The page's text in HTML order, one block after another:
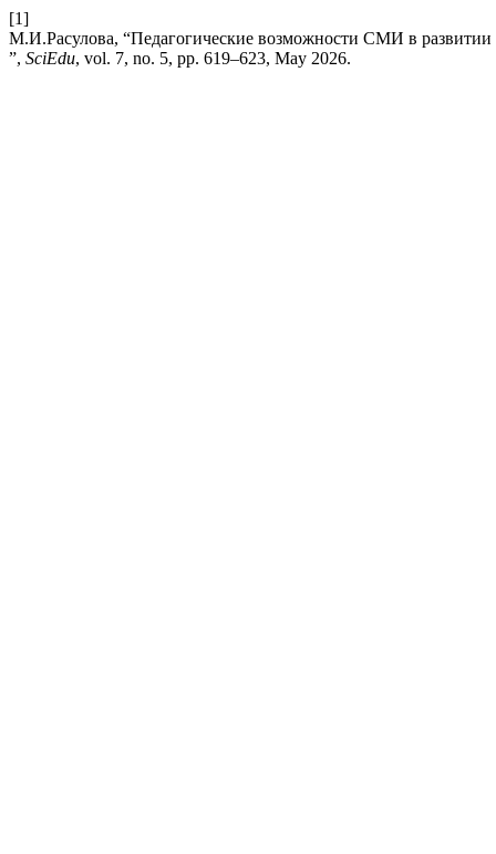
[1]
М.И.Расулова, “Педагогические возможности СМИ в развитии
”, SciEdu, vol. 7, no. 5, pp. 619–623, May 2026.